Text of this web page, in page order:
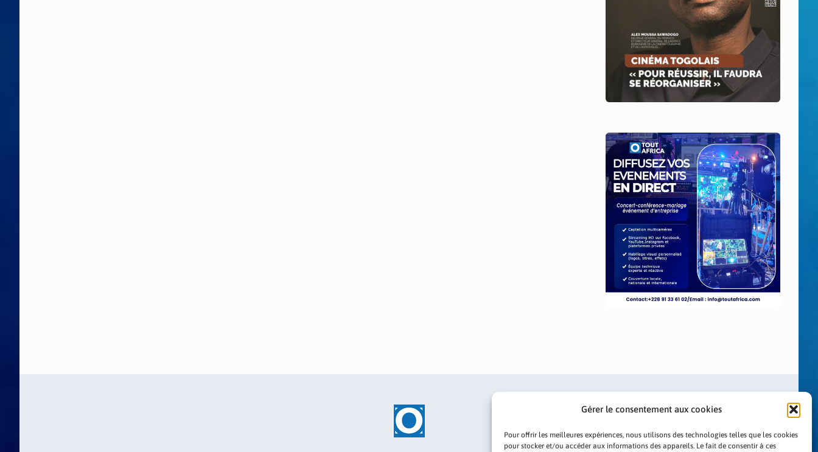
Gérer le consentement aux cookies
Pour offrir les meilleures expériences, nous utilisons des technologies telles que les cookies
pour stocker et/ou accéder aux informations des appareils. Le fait de consentir à ces